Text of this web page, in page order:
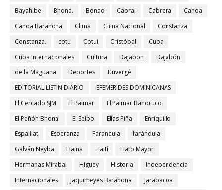
Bayahibe
Bhona. Bonao Cabral Cabrera
Canoa
Canoa Barahona
Clima Clima Nacional
Constanza
Constanza.
cotu Cotui Cristóbal
Cuba
Cuba Internacionales
Cultura Dajabon
Dajabón
de la Maguana
Deportes
Duvergé
EDITORIAL LISTIN DIARIO
EFEMERIDES DOMINICANAS
El Cercado SJM
El Palmar
El Palmar Bahoruco
El Peñón Bhona.
El Seibo Elías Piña
Enriquillo
Espaillat
Esperanza Farandula
farándula
Galván Neyba
Haina Haití
Hato Mayor
Hermanas Mirabal
Higuey Historia
Independencia
Internacionales
Jaquimeyes Barahona
Jarabacoa